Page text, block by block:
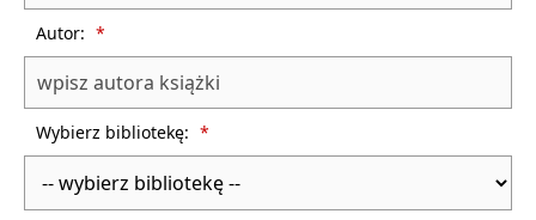
Autor: *
Wybierz bibliotekę: *